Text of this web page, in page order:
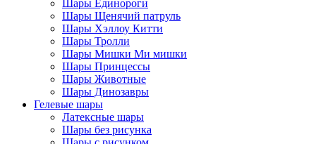
Шары Единороги
Шары Щенячий патруль
Шары Хэллоу Китти
Шары Тролли
Шары Мишки Ми мишки
Шары Принцессы
Шары Животные
Шары Динозавры
Гелевые шары
Латексные шары
Шары без рисунка